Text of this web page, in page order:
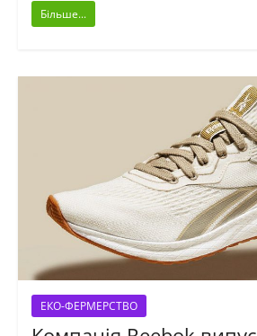
Більше...
ЕКО-ФЕРМЕРСТВО